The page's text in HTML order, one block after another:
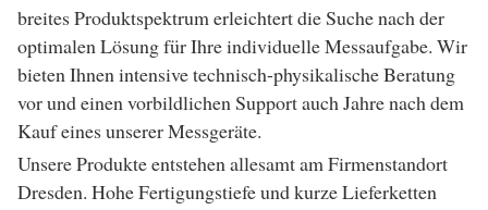
breites Produktspektrum erleichtert die Suche nach der
optimalen Lösung für Ihre individuelle Messaufgabe. Wir
bieten Ihnen intensive technisch-physikalische Beratung
vor und einen vorbildlichen Support auch Jahre nach dem
Kauf eines unserer Messgeräte.
Unsere Produkte entstehen allesamt am Firmenstandort
Dresden. Hohe Fertigungstiefe und kurze Lieferketten